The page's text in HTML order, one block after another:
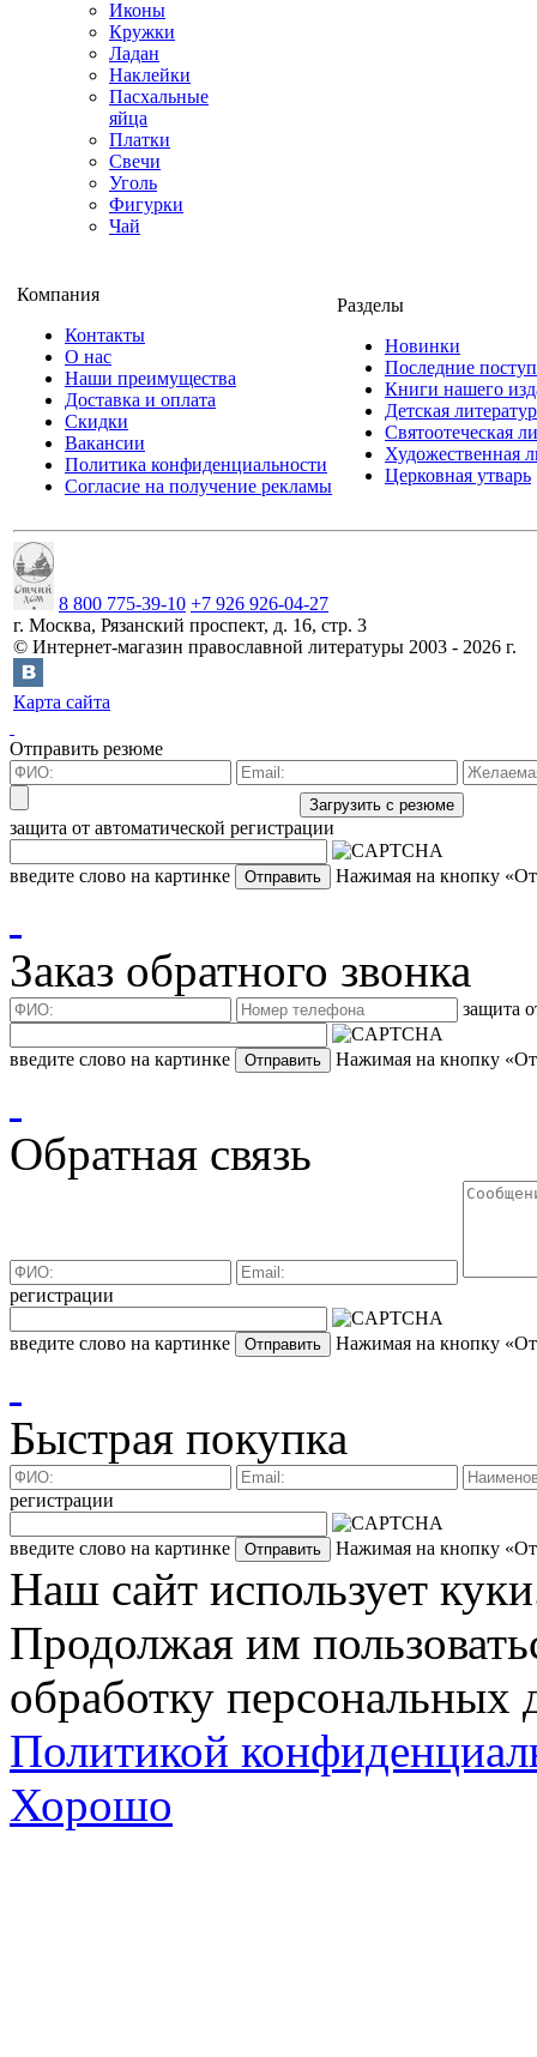
Иконы
Кружки
Ладан
Наклейки
Пасхальные
яйца
Платки
Свечи
Уголь
Фигурки
Чай
Компания
Контакты
О нас
Наши преимущества
Доставка и оплата
Скидки
Вакансии
Политика конфиденциальности
Согласие на получение рекламы
Разделы
Новинки
Последние
Книги нашего
Детская
Святоотеческая
Художественная
Церковная утварь
8 800 775-39-10 +7 926 926-04-27
г. Москва, Рязанский проспект, д. 16, стр. 3
© Интернет-магазин православной литературы 2003 - 2026 г.
Карта сайта
Отправить резюме
защита от автоматической регистрации
введите слово на картинке Нажимая на кнопку
Заказ обратного звонка
защита
введите слово на картинке Нажимая на кнопку
Обратная связь
регистрации
введите слово на картинке Нажимая на кнопку
Быстрая покупка
регистрации
введите слово на картинке Нажимая на кнопку
Наш сайт использует
Продолжая им
обработку персональных
Политикой
Хорошо